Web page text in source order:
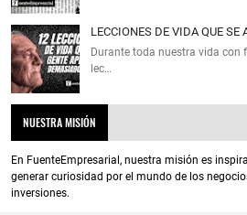
LECCIONES DE VIDA QUE SE
Durante toda nuestra vida con
lec…
NUESTRA MISIÓN
En FuenteEmpresarial, nuestra misión es
generar curiosidad por el mundo de los
inversiones.